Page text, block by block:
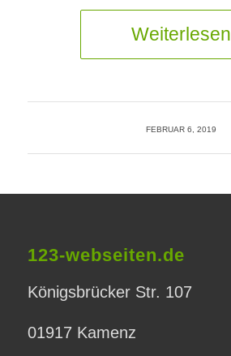
Weiterlesen
FEBRUAR 6, 2019
123-webseiten.de
Königsbrücker Str. 107
01917 Kamenz